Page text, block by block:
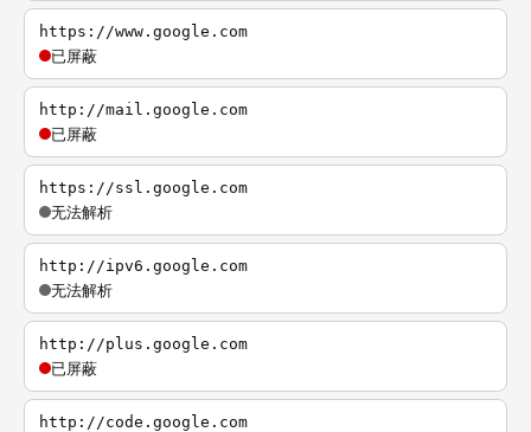
https://www.google.com
已屏蔽
http://mail.google.com
已屏蔽
https://ssl.google.com
无法解析
http://ipv6.google.com
无法解析
http://plus.google.com
已屏蔽
http://code.google.com